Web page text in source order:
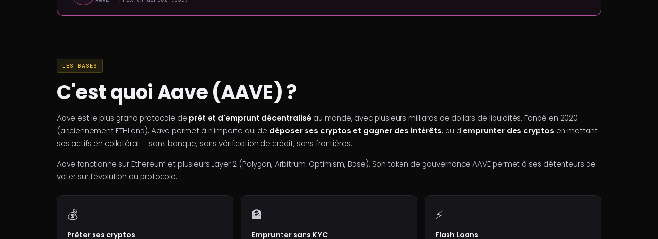
LES BASES
C'est quoi Aave (AAVE) ?
Aave est le plus grand protocole de prêt et d'emprunt décentralisé au monde, avec plusieurs milliards de dollars de liquidités. Fondé en 2020
(anciennement ETHLend), Aave permet à n'importe qui de déposer ses cryptos et gagner des intérêts, ou d'emprunter des cryptos en mettant
ses actifs en collatéral — sans banque, sans vérification de crédit, sans frontières.
Aave fonctionne sur Ethereum et plusieurs Layer 2 (Polygon, Arbitrum, Optimism, Base). Son token de gouvernance AAVE permet à ses détenteurs de
voter sur l'évolution du protocole.
💰
Prêter ses cryptos
🏦
Emprunter sans KYC
⚡
Flash Loans